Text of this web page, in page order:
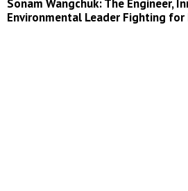
Sonam Wangchuk: The Engineer,
Environmental Leader Fighting for